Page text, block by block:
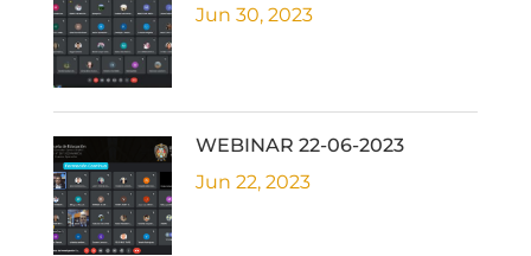
Jun 30, 2023
WEBINAR 22-06-2023
Jun 22, 2023